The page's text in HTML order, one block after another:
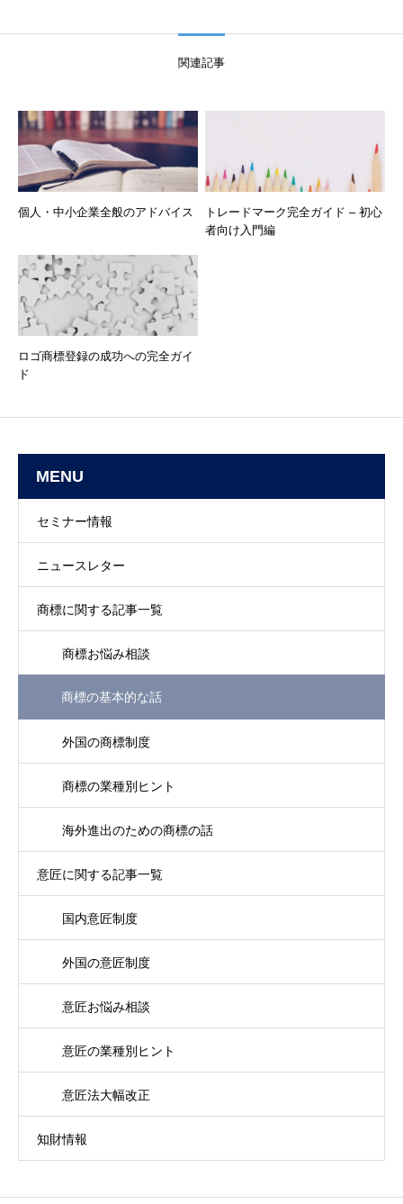
関連記事
個人・中小企業全般のアドバイス
トレードマーク完全ガイド – 初心
者向け入門編
ロゴ商標登録の成功への完全ガイ
ド
MENU
セミナー情報
ニュースレター
商標に関する記事一覧
商標お悩み相談
商標の基本的な話
外国の商標制度
商標の業種別ヒント
海外進出のための商標の話
意匠に関する記事一覧
国内意匠制度
外国の意匠制度
意匠お悩み相談
意匠の業種別ヒント
意匠法大幅改正
知財情報